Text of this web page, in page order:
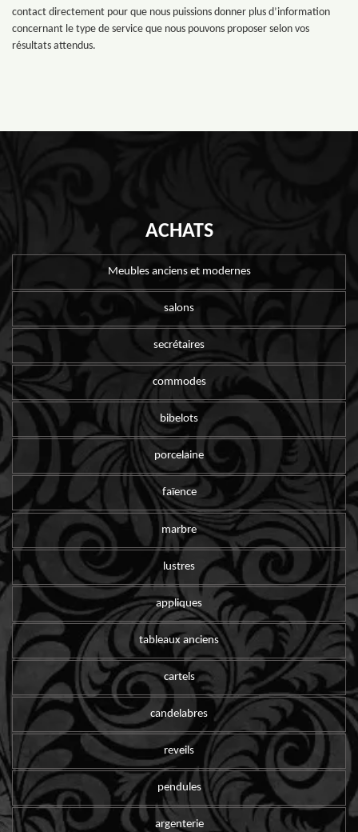
contact directement pour que nous puissions donner plus d’information
concernant le type de service que nous pouvons proposer selon vos
résultats attendus.
ACHATS
Meubles anciens et modernes
salons
secrétaires
commodes
bibelots
porcelaine
faïence
marbre
lustres
appliques
tableaux anciens
cartels
candelabres
reveils
pendules
argenterie